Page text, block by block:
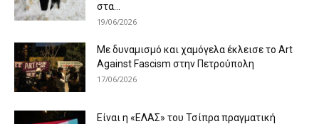
στα...
19/06/2026
Με δυναμισμό και χαμόγελα έκλεισε το Art
Against Fascism στην Πετρούπολη
17/06/2026
Είναι η «ΕΛΑΣ» του Τσίπρα πραγματική